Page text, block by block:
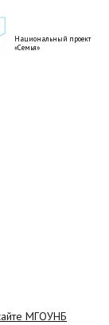
Национальный проект
«Семья»
МГОУНБ